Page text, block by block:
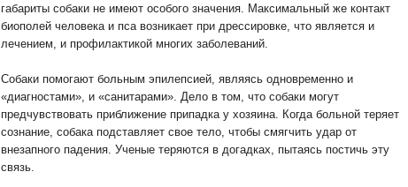
габариты собаки не имеют особого значения. Максимальный же контакт
биополей человека и пса возникает при дрессировке, что является и
лечением, и профилактикой многих заболеваний.
Собаки помогают больным эпилепсией, являясь одновременно и
«диагностами», и «санитарами». Дело в том, что собаки могут
предчувствовать приближение припадка у хозяина. Когда больной теряет
сознание, собака подставляет свое тело, чтобы смягчить удар от
внезапного падения. Ученые теряются в догадках, пытаясь постичь эту
связь.